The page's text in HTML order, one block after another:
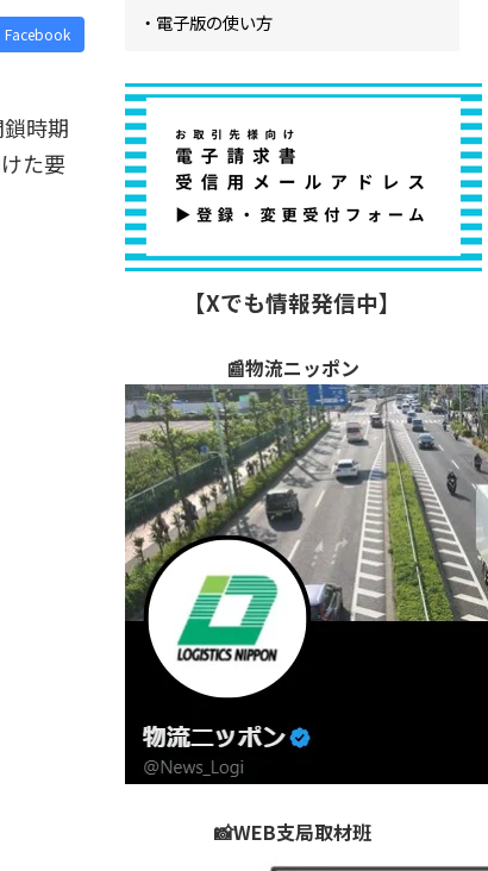
Facebook
時期
た要
・電子版の使い方
【Xでも情報発信中】
📰物流ニッポン
📸WEB支局取材班